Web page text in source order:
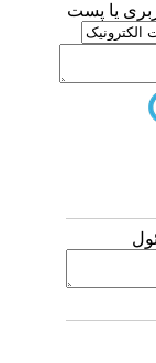
یا پست